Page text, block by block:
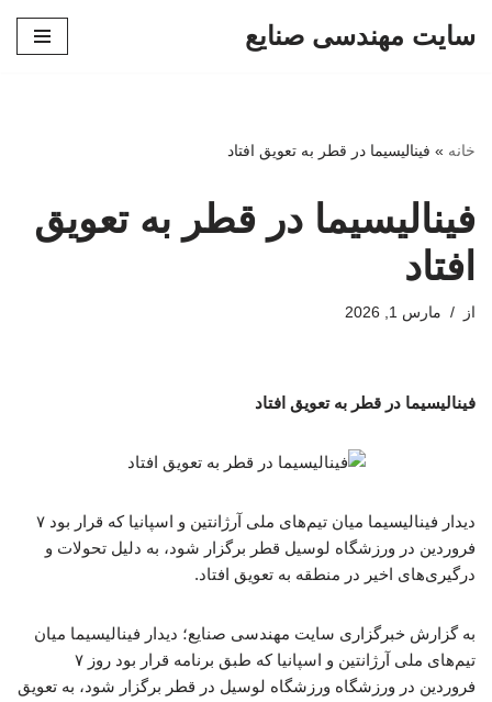
سایت مهندسی صنایع
خانه » فینالیسیما در قطر به تعویق افتاد
فینالیسیما در قطر به تعویق
افتاد
از مارس 1, 2026
فینالیسیما در قطر به تعویق افتاد
دیدار فینالیسیما میان تیم‌های ملی آرژانتین و اسپانیا که قرار بود ۷
فروردین در ورزشگاه لوسیل قطر برگزار شود، به دلیل تحولات و
درگیری‌های اخیر در منطقه به تعویق افتاد.
به گزارش خبرگزاری سایت مهندسی صنایع؛ دیدار فینالیسیما میان
تیم‌های ملی آرژانتین و اسپانیا که طبق برنامه قرار بود روز ۷
فروردین در ورزشگاه ورزشگاه لوسیل در قطر برگزار شود، به تعویق